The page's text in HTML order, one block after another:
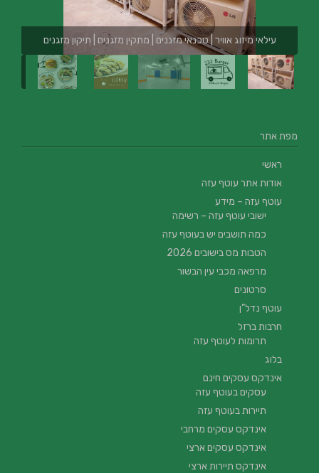
עילאי מיזוג אוויר | טכנאי מזגנים | מתקין מזגנים | תיקון מזגנים
מפת אתר
ראשי
אודות אתר עוטף עזה
עוטף עזה – מידע
ישובי עוטף עזה – רשימה
כמה תושבים יש בעוטף עזה
הטבות מס בישובים 2026
מרפאה מכבי עין הבשור
סרטונים
עוטף נדל”ן
חרבות ברזל
תרומות לעוטף עזה
בלוג
אינדקס עסקים חינם
עסקים בעוטף עזה
תיירות בעוטף עזה
אינדקס עסקים מרחבי
אינדקס עסקים ארצי
אינדקס תיירות ארצי